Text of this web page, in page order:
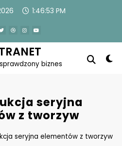
1:46:53 PM
biznes
seryjna
z tworzyw
seryjna elementów z tworzyw